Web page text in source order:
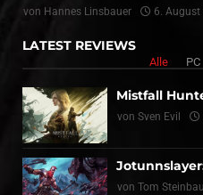
von Hannes Linsbauer 6. August
LATEST REVIEWS
Alle PC
Mistfall
von Sven Evil
von Tom